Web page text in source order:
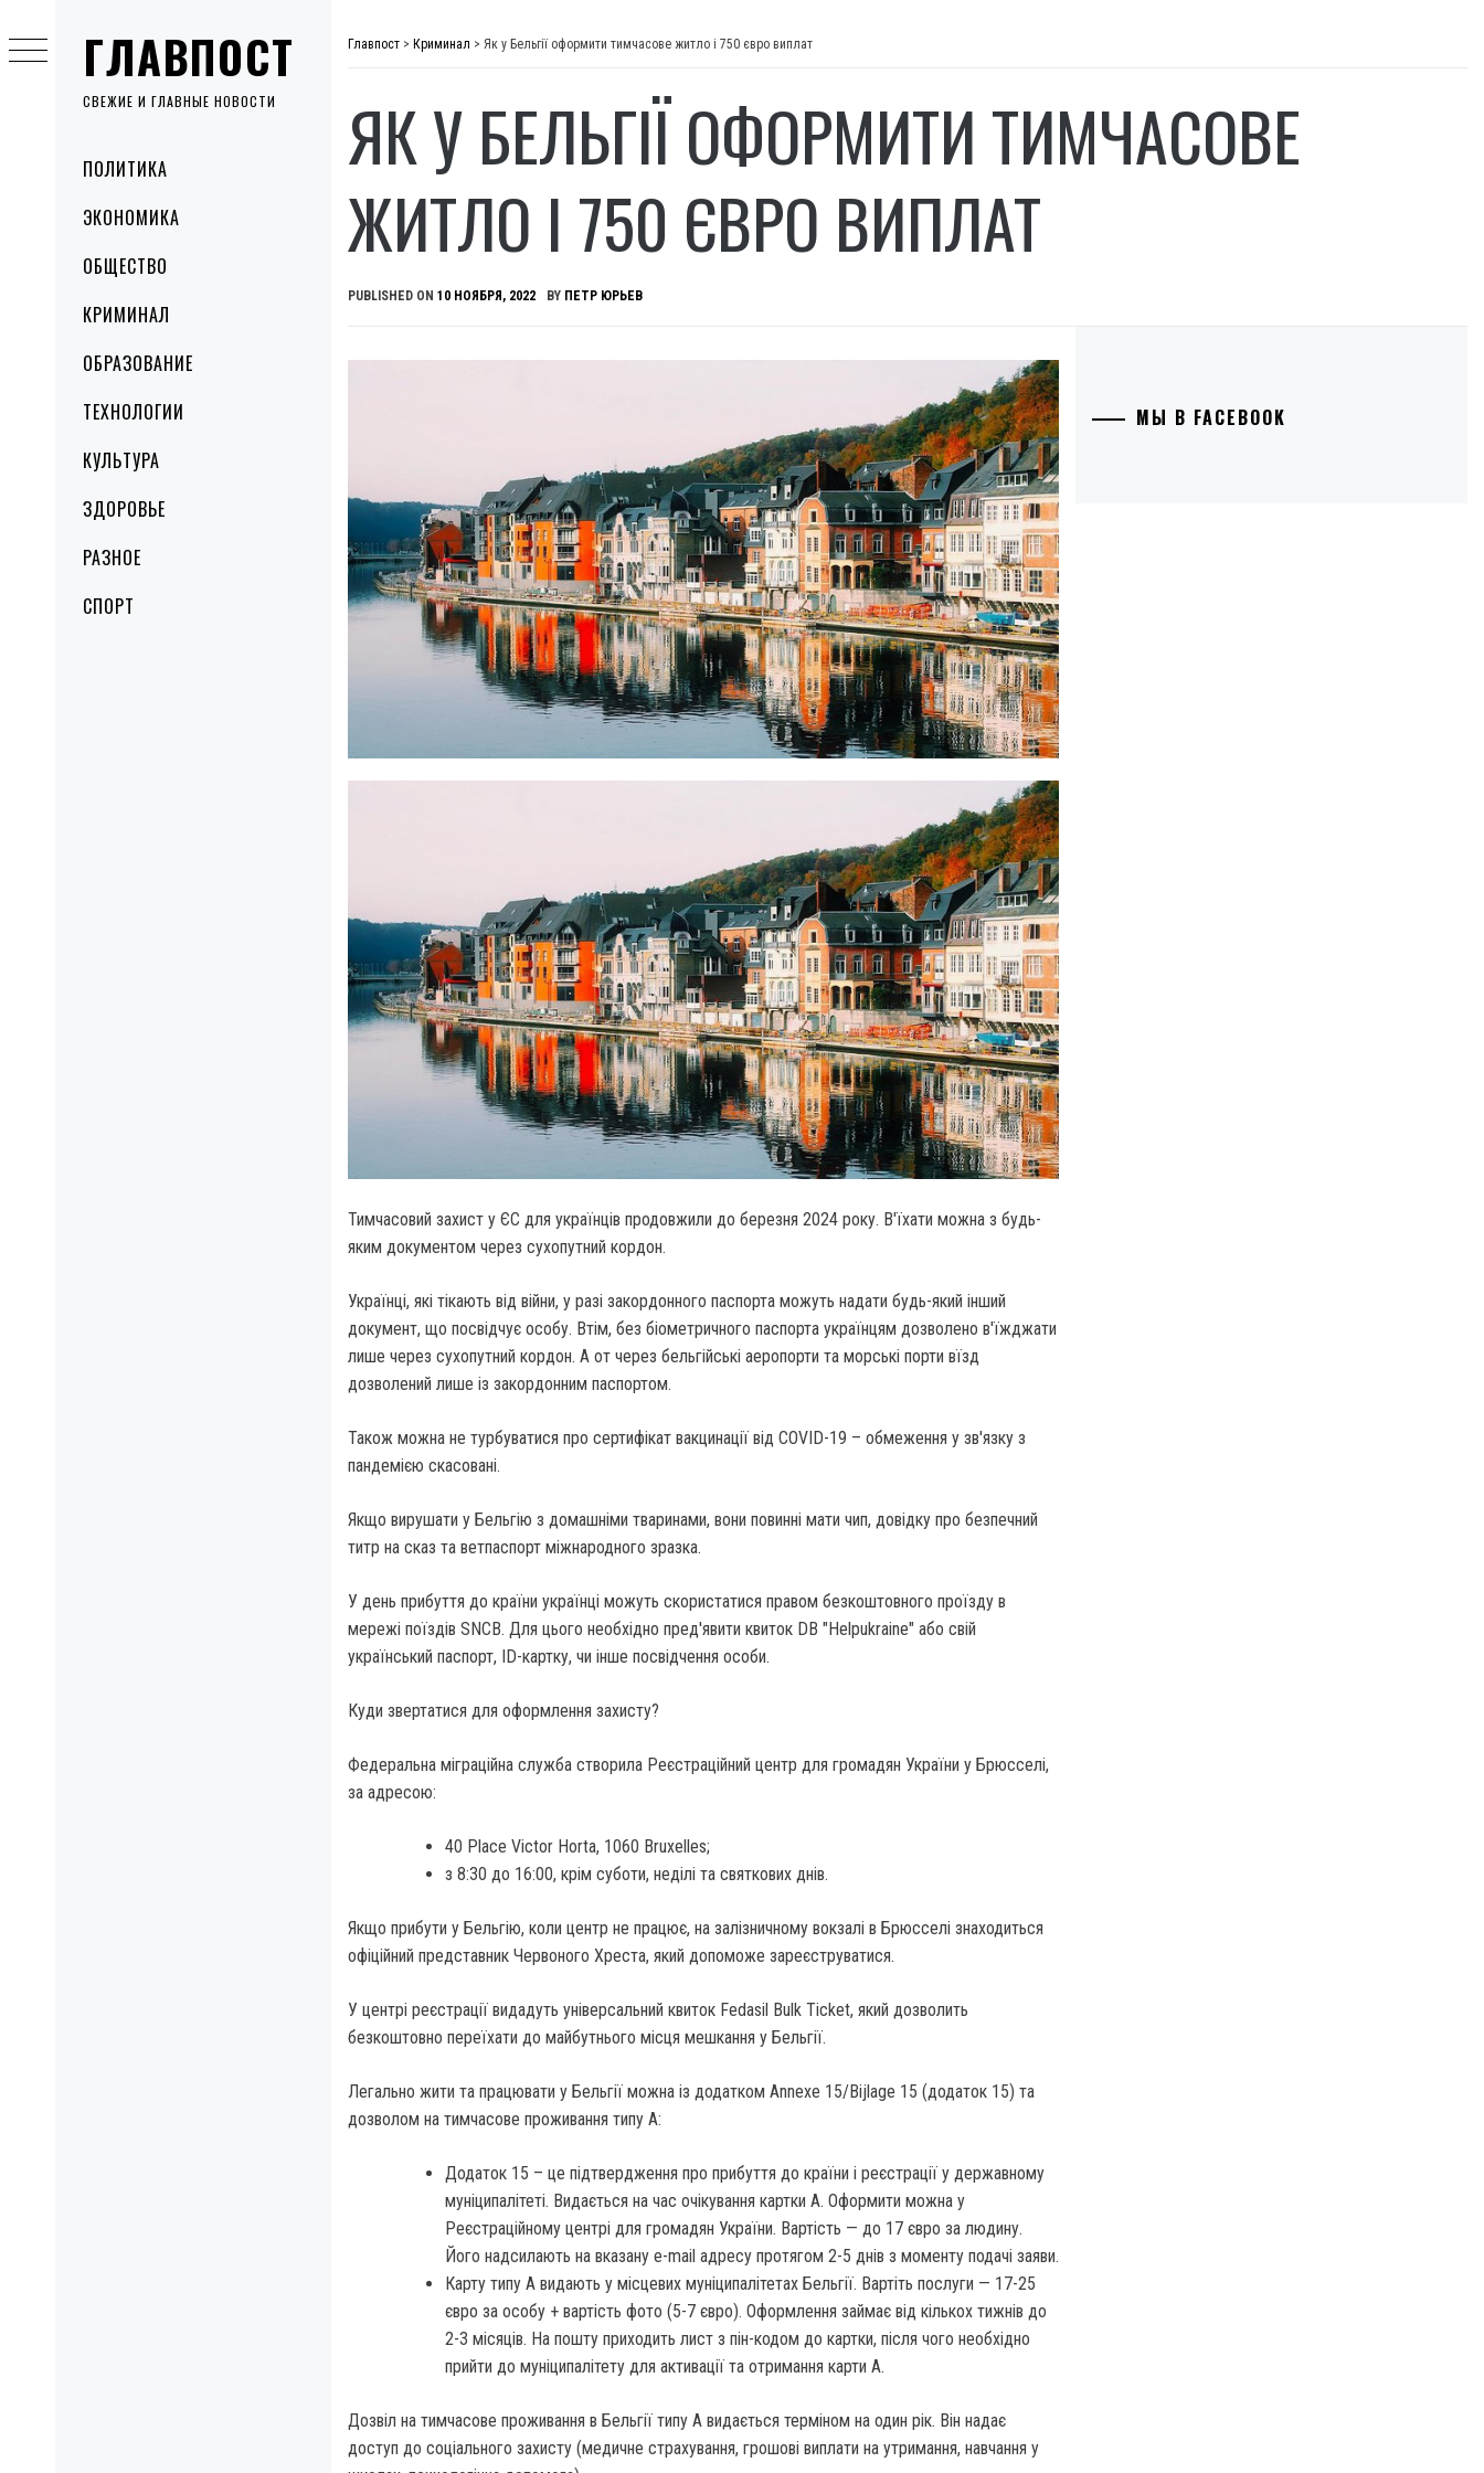
ГЛАВПОСТ
СВЕЖИЕ И ГЛАВНЫЕ НОВОСТИ
MenuПОЛИТИКА
ЭКОНОМИКА
ОБЩЕСТВО
КРИМИНАЛ
ОБРАЗОВАНИЕ
ТЕХНОЛОГИИ
КУЛЬТУРА
ЗДОРОВЬЕ
РАЗНОЕ
СПОРТ
to
content
Главпост > Криминал > Як у Бельгії оформити тимчасове житло і 750 євро виплат
ЯК У БЕЛЬГІЇ ОФОРМИТИ ТИМЧАСОВЕ
ЖИТЛО І 750 ЄВРО ВИПЛАТ
PUBLISHED ON 10 НОЯБРЯ, 2022 BY ПЕТР ЮРЬЕВ
Тимчасовий захист у ЄС для українців продовжили до березня 2024 року. В'їхати можна з будь-
яким документом через сухопутний кордон.
Українці, які тікають від війни, у разі закордонного паспорта можуть надати будь-який інший
документ, що посвідчує особу. Втім, без біометричного паспорта українцям дозволено в'їжджати
лише через сухопутний кордон. А от через бельгійські аеропорти та морські порти вїзд
дозволений лише із закордонним паспортом.
Також можна не турбуватися про сертифікат вакцинації від COVID-19 – обмеження у зв'язку з
пандемією скасовані.
Якщо вирушати у Бельгію з домашніми тваринами, вони повинні мати чип, довідку про безпечний
титр на сказ та ветпаспорт міжнародного зразка.
У день прибуття до країни українці можуть скористатися правом безкоштовного проїзду в
мережі поїздів SNCB. Для цього необхідно пред'явити квиток DB "Helpukraine" або свій
український паспорт, ID-картку, чи інше посвідчення особи.
Куди звертатися для оформлення захисту?
Федеральна міграційна служба створила Реєстраційний центр для громадян України у Брюсселі,
за адресою:
40 Place Victor Horta, 1060 Bruxelles;
з 8:30 до 16:00, крім суботи, неділі та святкових днів.
Якщо прибути у Бельгію, коли центр не працює, на залізничному вокзалі в Брюсселі знаходиться
офіційний представник Червоного Хреста, який допоможе зареєструватися.
У центрі реєстрації видадуть універсальний квиток Fedasil Bulk Ticket, який дозволить
безкоштовно переїхати до майбутнього місця мешкання у Бельгії.
Легально жити та працювати у Бельгії можна із додатком Annexe 15/Bijlage 15 (додаток 15) та
дозволом на тимчасове проживання типу А:
Додаток 15 – це підтвердження про прибуття до країни і реєстрації у державному
муніципалітеті. Видається на час очікування картки А. Оформити можна у
Реєстраційному центрі для громадян України. Вартість — до 17 євро за людину.
Його надсилають на вказану e-mail адресу протягом 2-5 днів з моменту подачі заяви.
Карту типу А видають у місцевих муніципалітетах Бельгії. Вартіть послуги — 17-25
євро за особу + вартість фото (5-7 євро). Оформлення займає від кількох тижнів до
2-3 місяців. На пошту приходить лист з пін-кодом до картки, після чого необхідно
прийти до муніципалітету для активації та отримання карти А.
Дозвіл на тимчасове проживання в Бельгії типу А видається терміном на один рік. Він надає
доступ до соціального захисту (медичне страхування, грошові виплати на утримання, навчання у
МЫ В FACEBOOK